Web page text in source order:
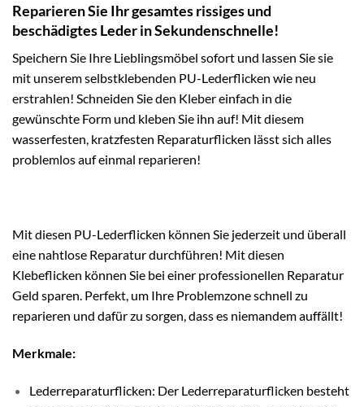
Reparieren Sie Ihr gesamtes rissiges und
beschädigtes Leder in Sekundenschnelle!
Speichern Sie Ihre Lieblingsmöbel sofort und lassen Sie sie
mit unserem selbstklebenden PU-Lederflicken wie neu
erstrahlen! Schneiden Sie den Kleber einfach in die
gewünschte Form und kleben Sie ihn auf! Mit diesem
wasserfesten, kratzfesten Reparaturflicken lässt sich alles
problemlos auf einmal reparieren!
Mit diesen PU-Lederflicken können Sie jederzeit und überall
eine nahtlose Reparatur durchführen! Mit diesen
Klebeflicken können Sie bei einer professionellen Reparatur
Geld sparen. Perfekt, um Ihre Problemzone schnell zu
reparieren und dafür zu sorgen, dass es niemandem auffällt!
Merkmale:
Lederreparaturflicken: Der Lederreparaturflicken besteht